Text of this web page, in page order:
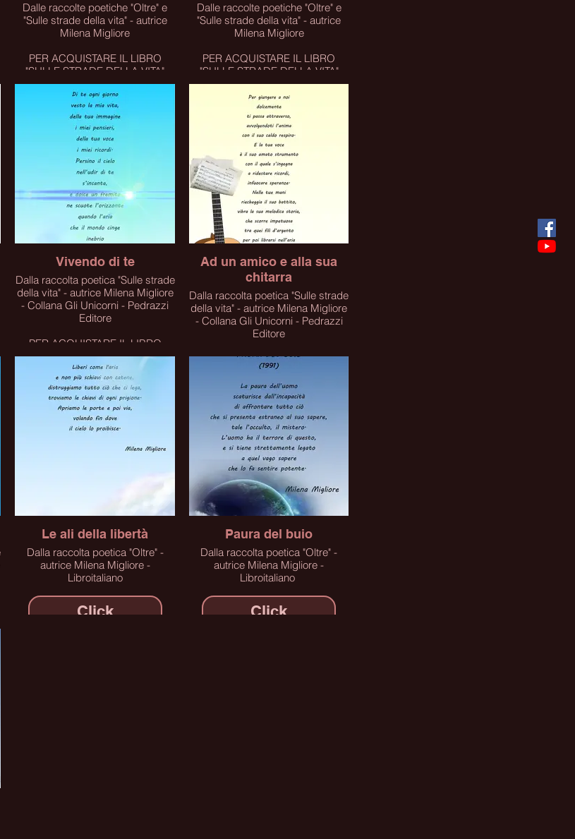
Dalle raccolte poetiche "Oltre" e
"Sulle strade della vita" - autrice
Milena Migliore
PER ACQUISTARE IL LIBRO
"SULLE STRADE DELLA VITA"
CLICCA SUL LINK
Click
Dalle raccolte poetiche "Oltre" e
"Sulle strade della vita" - autrice
Milena Migliore
PER ACQUISTARE IL LIBRO
"SULLE STRADE DELLA VITA"
CLICCA SUL LINK
Click
Vivendo di te
Dalla raccolta poetica "Sulle strade
della vita" - autrice Milena Migliore
- Collana Gli Unicorni - Pedrazzi
Editore
PER ACQUISTARE IL LIBRO
CLICCA SUL LINK
Click
Ad un amico e alla sua
chitarra
Dalla raccolta poetica "Sulle strade
della vita" - autrice Milena Migliore
- Collana Gli Unicorni - Pedrazzi
Editore
PER ACQUISTARE IL LIBRO
CLICCA SUL LINK
Click
Le ali della libertà
Dalla raccolta poetica "Oltre" -
autrice Milena Migliore -
Libroitaliano
Click
Paura del buio
Dalla raccolta poetica "Oltre" -
autrice Milena Migliore -
Libroitaliano
Click